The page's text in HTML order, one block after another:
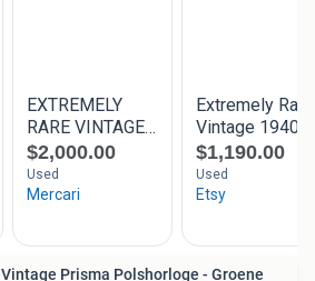
Vintage Prisma Polshorloge - Groene